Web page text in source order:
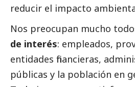
reducir el impacto
Nos preocupan mucho
de interés: empleados,
entidades financieras,
públicas y la población en